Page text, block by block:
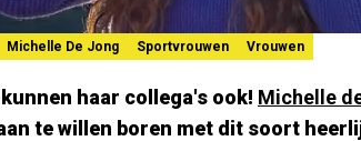
Michelle De Jong Sportvrouwen Vrouwen
haar collega's ook! Michelle
te willen boren met dit soort